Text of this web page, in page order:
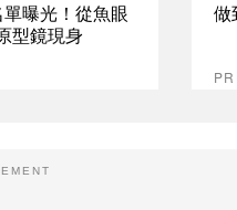
曝光！從魚眼
型鏡現身
做